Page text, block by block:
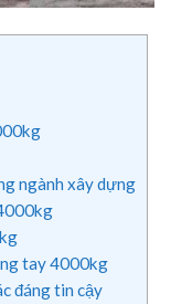
ngành xây dựng
tay 4000kg
đáng tin cậy